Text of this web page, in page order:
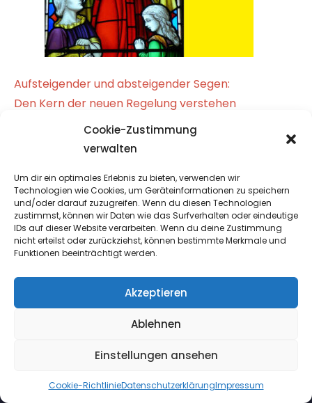
Cookie-Zustimmung
verwalten
Um dir ein optimales Erlebnis zu bieten, verwenden wir
Technologien wie Cookies, um Geräteinformationen zu speichern
und/oder darauf zuzugreifen. Wenn du diesen Technologien
zustimmst, können wir Daten wie das Surfverhalten oder eindeutige
IDs auf dieser Website verarbeiten. Wenn du deine Zustimmung
nicht erteilst oder zurückziehst, können bestimmte Merkmale und
Funktionen beeinträchtigt werden.
Akzeptieren
Ablehnen
Einstellungen ansehen
Cookie-RichtlinieDatenschutzerklärungImpressum
Aufsteigender und absteigender Segen:
Den Kern der neuen Regelung verstehen
META
WordPress.org